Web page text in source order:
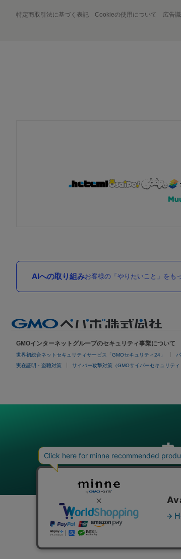
特定商取引法に基づく表記 Cookieの使用について 広告
AIへの取り組みお客様の「やりたいこと」をも
GMOインターネットグループのセキュリティ事業について
世界初総合ネットセキュリティサービス「GMOセキュリティ24」
実在証明・盗聴対策 サイバー攻撃対策（GMOサイバーセキュリティ
グループサービス
インターネットサービス